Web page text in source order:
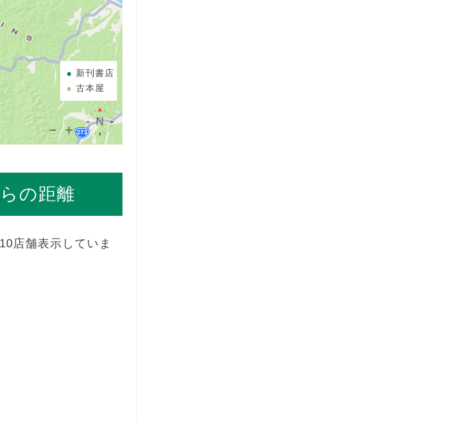
新刊書店
古本屋
の距離
店舗表示していま